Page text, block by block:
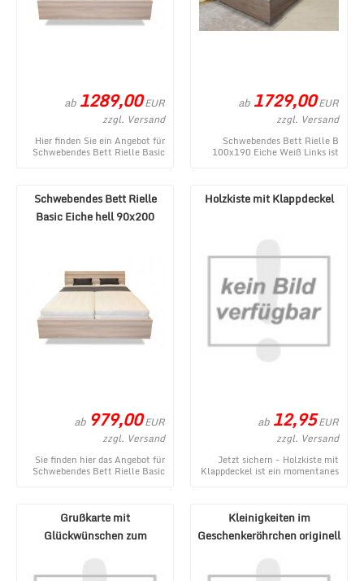
ab 1289,00EUR
zzgl. Versand
Hier finden Sie ein Angebot für
Schwebendes Bett Rielle Basic
ab 1729,00EUR
zzgl. Versand
Schwebendes Bett Rielle B
100x190 Eiche Weiß Links ist
Schwebendes Bett Rielle
Basic Eiche hell 90x200
ab 979,00EUR
zzgl. Versand
Sie finden hier das Angebot für
Schwebendes Bett Rielle Basic
Holzkiste mit Klappdeckel
ab 12,95EUR
zzgl. Versand
Jetzt sichern - Holzkiste mit
Klappdeckel ist ein momentanes
Grußkarte mit
Glückwünschen zum
verschiedene ...
Kleinigkeiten im
Geschenkeröhrchen originell